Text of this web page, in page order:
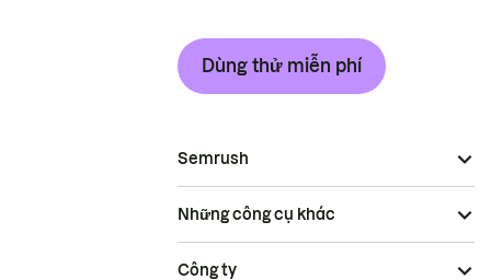
Dùng thử miễn phí
Semrush
Những công cụ khác
Công ty